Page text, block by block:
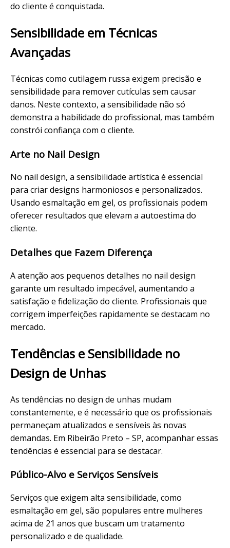
do cliente é conquistada.
Sensibilidade em Técnicas
Avançadas
Técnicas como cutilagem russa exigem precisão e
sensibilidade para remover cutículas sem causar
danos. Neste contexto, a sensibilidade não só
demonstra a habilidade do profissional, mas também
constrói confiança com o cliente.
Arte no Nail Design
No nail design, a sensibilidade artística é essencial
para criar designs harmoniosos e personalizados.
Usando esmaltação em gel, os profissionais podem
oferecer resultados que elevam a autoestima do
cliente.
Detalhes que Fazem Diferença
A atenção aos pequenos detalhes no nail design
garante um resultado impecável, aumentando a
satisfação e fidelização do cliente. Profissionais que
corrigem imperfeições rapidamente se destacam no
mercado.
Tendências e Sensibilidade no
Design de Unhas
As tendências no design de unhas mudam
constantemente, e é necessário que os profissionais
permaneçam atualizados e sensíveis às novas
demandas. Em Ribeirão Preto – SP, acompanhar essas
tendências é essencial para se destacar.
Público-Alvo e Serviços Sensíveis
Serviços que exigem alta sensibilidade, como
esmaltação em gel, são populares entre mulheres
acima de 21 anos que buscam um tratamento
personalizado e de qualidade.